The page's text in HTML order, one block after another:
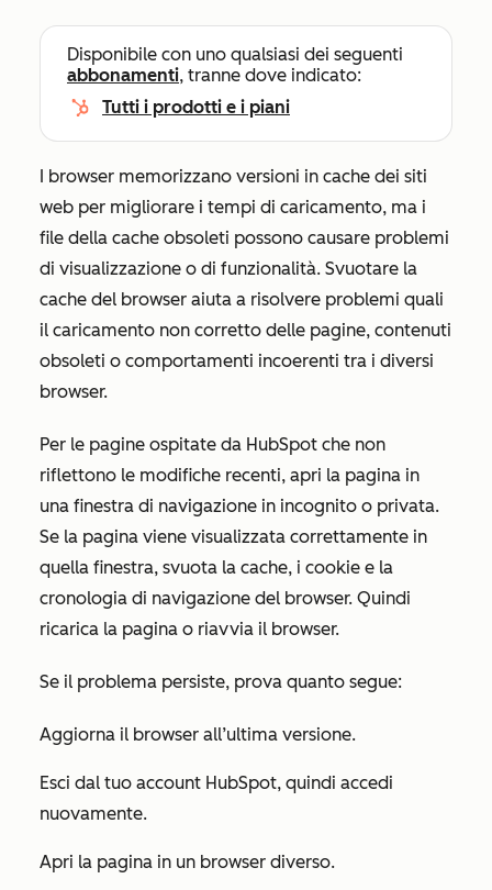
Disponibile con uno qualsiasi dei seguenti
abbonamenti, tranne dove indicato:
Tutti i prodotti e i piani
I browser memorizzano versioni in cache dei siti
web per migliorare i tempi di caricamento, ma i
file della cache obsoleti possono causare problemi
di visualizzazione o di funzionalità. Svuotare la
cache del browser aiuta a risolvere problemi quali
il caricamento non corretto delle pagine, contenuti
obsoleti o comportamenti incoerenti tra i diversi
browser.
Per le pagine ospitate da HubSpot che non
riflettono le modifiche recenti, apri la pagina in
una finestra di navigazione in incognito o privata.
Se la pagina viene visualizzata correttamente in
quella finestra, svuota la cache, i cookie e la
cronologia di navigazione del browser. Quindi
ricarica la pagina o riavvia il browser.
Se il problema persiste, prova quanto segue:
Aggiorna il browser all’ultima versione.
Esci dal tuo account HubSpot, quindi accedi
nuovamente.
Apri la pagina in un browser diverso.